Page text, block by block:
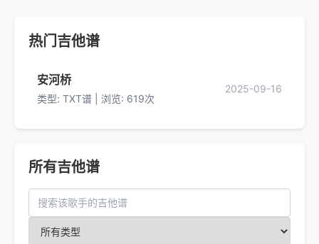
热门吉他谱
安河桥
类型: TXT谱 | 浏览: 619次
2025-09-16
所有吉他谱